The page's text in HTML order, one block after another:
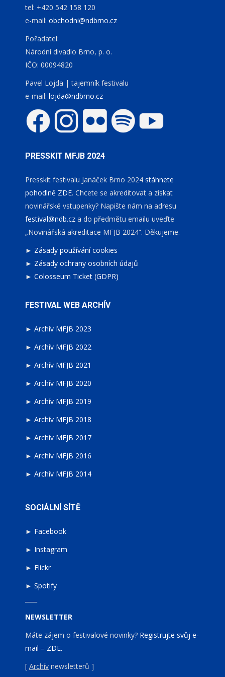
tel: +420 542 158 120
e-mail: obchodni@ndbrno.cz
Pořadatel:
Národní divadlo Brno, p. o.
IČO: 00094820
Pavel Lojda | tajemník festivalu
e-mail: lojda@ndbrno.cz
PRESSKIT MFJB 2024
Presskit festivalu Janáček Brno 2024 stáhnete
pohodlně ZDE. Chcete se akreditovat a získat
novinářské vstupenky? Napište nám na adresu
festival@ndb.cz a do předmětu emailu uveďte
„Novinářská akreditace MFJB 2024“. Děkujeme.
► Zásady používání cookies
► Zásady ochrany osobních údajů
► Colosseum Ticket (GDPR)
FESTIVAL WEB ARCHÍV
► Archív MFJB 2023
► Archív MFJB 2022
► Archív MFJB 2021
► Archív MFJB 2020
► Archív MFJB 2019
► Archív MFJB 2018
► Archív MFJB 2017
► Archív MFJB 2016
► Archív MFJB 2014
SOCIÁLNÍ SÍTĚ
► Facebook
► Instagram
► Flickr
► Spotify
NEWSLETTER
Máte zájem o festivalové novinky? Registrujte svůj e-
mail – ZDE.
[ Archív newsletterů ]